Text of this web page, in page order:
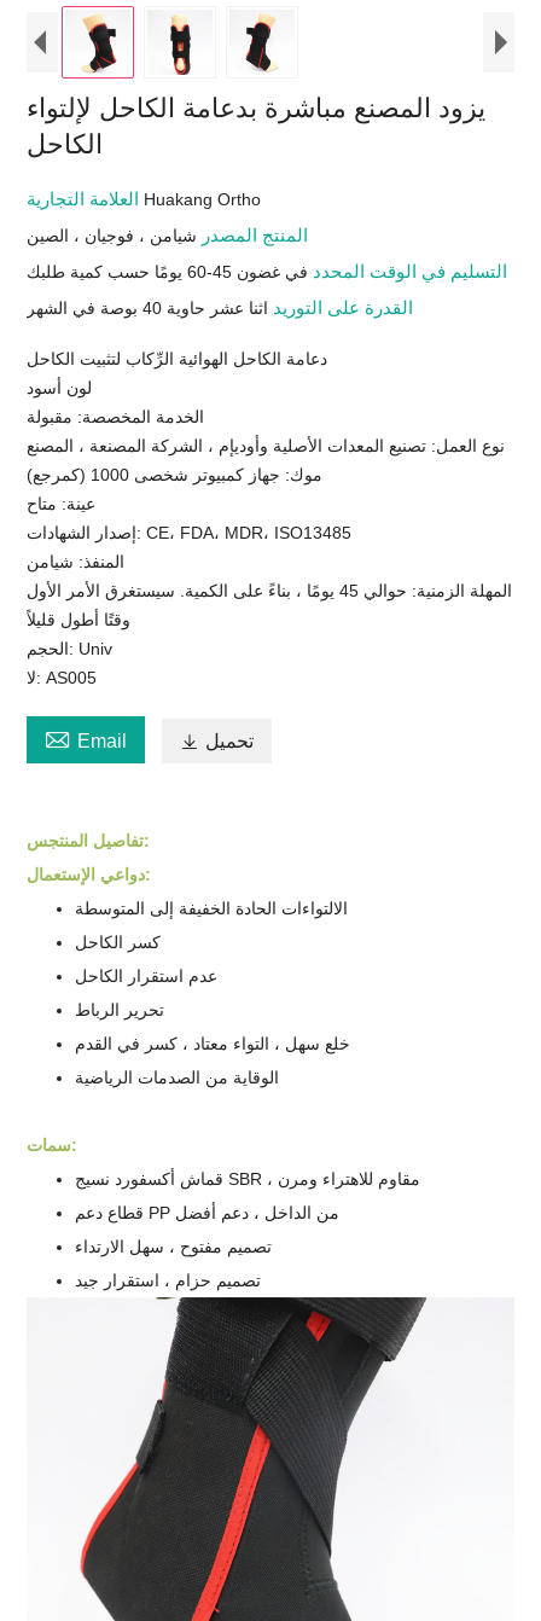
يزود المصنع مباشرة بدعامة الكاحل لإلتواء
الكاحل
Huakang Ortho
المنتج المصدر شيامن ، فوجيان ، الصين
التسليم في الوقت المحدد في غضون 45-60 يومًا حسب كمية طلبك
القدرة على التوريد اثنا عشر حاوية 40 بوصة في الشهر
دعامة الكاحل الهوائية الرِّكاب لتثبيت الكاحل
لون أسود
الخدمة المخصصة: مقبولة
نوع العمل: تصنيع المعدات الأصلية وأوديإم ، الشركة المصنعة ، المصنع
موك: جهاز كمبيوتر شخصى 1000 (كمرجع)
عينة: متاح
إصدار الشهادات: CE، FDA، MDR، ISO13485
المنفذ: شيامن
المهلة الزمنية: حوالي 45 يومًا ، بناءً على الكمية. سيستغرق الأمر الأول
وقتًا أطول قليلاً
الحجم: Univ
لا: AS005
 Email  تحميل
تفاصيل المنتجس
:
دواعي الإستعمال:
الالتواءات الحادة الخفيفة إلى المتوسطة
كسر الكاحل
عدم استقرار الكاحل
تحرير الرباط
خلع سهل ، التواء معتاد ، كسر في القدم
الوقاية من الصدمات الرياضية
سمات:
قماش أكسفورد نسيج SBR ، مقاوم للاهتراء ومرن
قطاع دعم PP من الداخل ، دعم أفضل
تصميم مفتوح ، سهل الارتداء
تصميم حزام ، استقرار جيد